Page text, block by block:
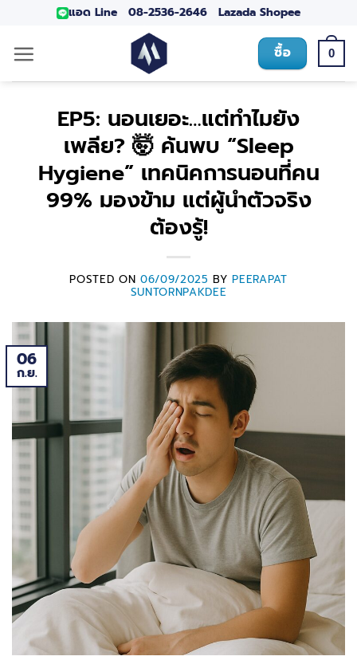
แอด Line 08-2536-2646 Lazada Shopee
ซื้อ 0
EP5: นอนเยอะ…แต่ทำไมยัง
เพลีย? 🤯 ค้นพบ “Sleep
Hygiene” เทคนิคการนอนที่คน
99% มองข้าม แต่ผู้นำตัวจริง
ต้องรู้!
POSTED ON 06/09/2025 BYPEERAPAT
SUNTORNPAKDEE
06
ก.ย.